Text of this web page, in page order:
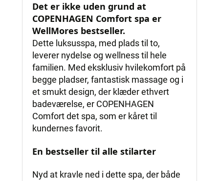
Det er ikke uden grund at
COPENHAGEN Comfort spa er
WellMores bestseller.
Dette luksusspa, med plads til to,
leverer nydelse og wellness til hele
familien. Med eksklusiv hvilekomfort på
begge pladser, fantastisk massage og i
et smukt design, der klæder ethvert
badeværelse, er COPENHAGEN
Comfort det spa, som er kåret til
kundernes favorit.
En bestseller til alle stilarter
Nyd at kravle ned i dette spa, der både